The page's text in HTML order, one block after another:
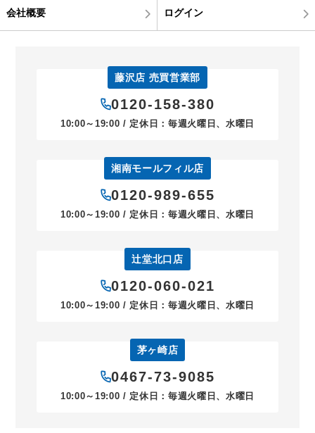
会社概要 ログイン
藤沢店 売買営業部
0120-158-380
10:00～19:00 / 定休日：毎週火曜日、水曜日
湘南モールフィル店
0120-989-655
10:00～19:00 / 定休日：毎週火曜日、水曜日
辻堂北口店
0120-060-021
10:00～19:00 / 定休日：毎週火曜日、水曜日
茅ヶ崎店
0467-73-9085
10:00～19:00 / 定休日：毎週火曜日、水曜日